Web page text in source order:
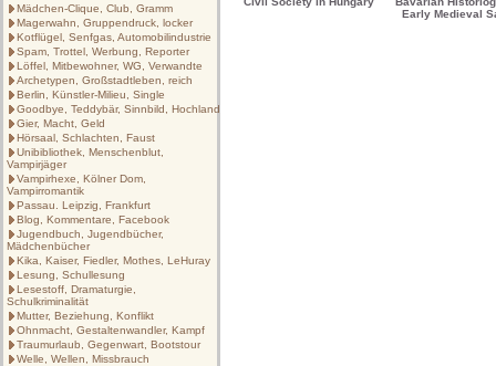
Mädchen-Clique, Club, Gramm
Magerwahn, Gruppendruck, locker
Kotflügel, Senfgas, Automobilindustrie
Spam, Trottel, Werbung, Reporter
Löffel, Mitbewohner, WG, Verwandte
Archetypen, Großstadtleben, reich
Berlin, Künstler-Milieu, Single
Goodbye, Teddybär, Sinnbild, Hochland
Gier, Macht, Geld
Hörsaal, Schlachten, Faust
Unibibliothek, Menschenblut,
Vampirjäger
Vampirhexe, Kölner Dom,
Vampirromantik
Passau. Leipzig, Frankfurt
Blog, Kommentare, Facebook
Jugendbuch, Jugendbücher,
Mädchenbücher
Kika, Kaiser, Fiedler, Mothes, LeHuray
Lesung, Schullesung
Lesestoff, Dramaturgie,
Schulkriminalität
Mutter, Beziehung, Konflikt
Ohnmacht, Gestaltenwandler, Kampf
Traumurlaub, Gegenwart, Bootstour
Welle, Wellen, Missbrauch
Early Medieval